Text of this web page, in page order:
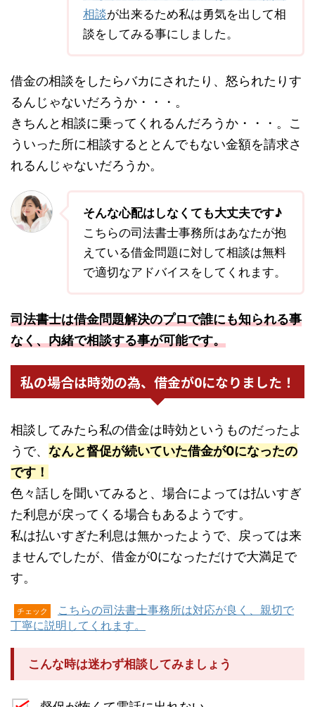
相談が出来るため私は勇気を出して相
談をしてみる事にしました。
借金の相談をしたらバカにされたり、怒られたりす
るんじゃないだろうか・・・。
きちんと相談に乗ってくれるんだろうか・・・。こ
ういった所に相談するととんでもない金額を請求さ
れるんじゃないだろうか。
そんな心配はしなくても大丈夫です♪
こちらの司法書士事務所はあなたが抱
えている借金問題に対して相談は無料
で適切なアドバイスをしてくれます。
司法書士は借金問題解決のプロで誰にも知られる事
なく、内緒で相談する事が可能です。
私の場合は時効の為、借金が0になりました！
相談してみたら私の借金は時効というものだったよ
うで、 なんと督促が続いていた借金が0になったの
です！
色々話しを聞いてみると、場合によっては払いすぎ
た利息が戻ってくる場合もあるようです。
私は払いすぎた利息は無かったようで、戻っては来
ませんでしたが、借金が0になっただけで大満足で
す。
チェック
こちらの司法書士事務所は対応が良く、親切で
丁寧に説明してくれます。
こんな時は迷わず相談してみましょう